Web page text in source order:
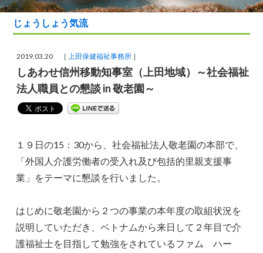
o
じょうしょう気流
2019.03.20 ［ 上田保健福祉事務所 ］
しあわせ信州移動知事室（上田地域）～社会福祉
法人職員との懇談 in 敬老園～
１９日の15：30から、社会福祉法人敬老園の本部で、
「外国人介護労働者の受入れ及び包括的里親支援事
業」をテーマに懇談を行いました。
はじめに敬老園から２つの事業の本年度の取組状況を
説明していただき、ベトナムから来日して２年目で介
護福祉士を目指して勉強をされているファム ハー